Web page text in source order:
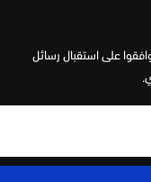
على استقبال رسائل